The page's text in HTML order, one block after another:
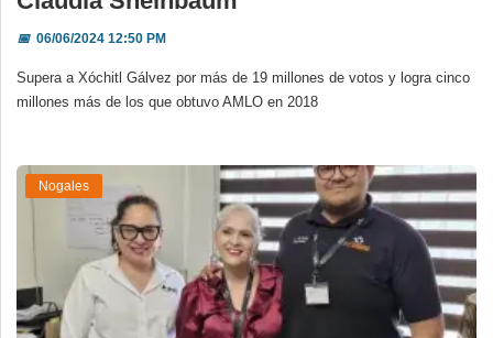
📅06/06/2024 12:50 PM
Supera a Xóchitl Gálvez por más de 19 millones de votos y logra cinco
millones más de los que obtuvo AMLO en 2018
Nogales